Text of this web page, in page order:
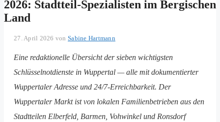
2026: Stadtteil-Spezialisten im Bergischen
Land
27. April 2026 vonSabine Hartmann
Eine redaktionelle Übersicht der sieben wichtigsten
Schlüsselnotdienste in Wuppertal — alle mit dokumentierter
Wuppertaler Adresse und 24/7-Erreichbarkeit. Der
Wuppertaler Markt ist von lokalen Familien­betrieben aus den
Stadtteilen Elberfeld, Barmen, Vohwinkel und Ronsdorf